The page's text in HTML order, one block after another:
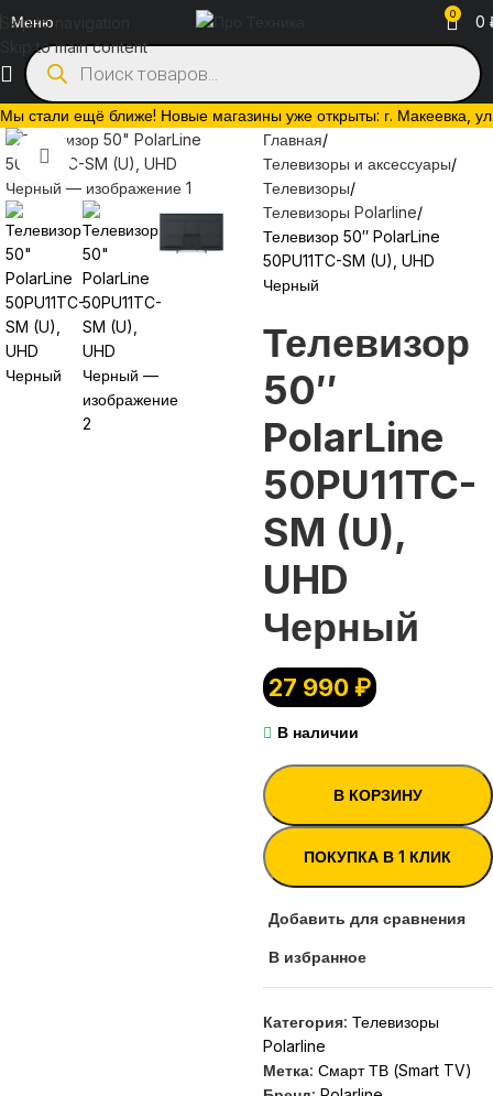
Skip to navigation
Skip to main content
Мы стали ещё ближе! Новые магазины уже открыты: г. Макеевка,
Меню 0 0
Нажмите, чтобы увеличить
Главная
Телевизоры и аксессуары
Телевизоры
Телевизоры Polarline
Телевизор 50″ PolarLine
50PU11TC-SM (U), UHD
Черный
Телевизор
50″
PolarLine
50PU11TC-
SM (U),
UHD
Черный
27 990₽
В наличии
В КОРЗИНУ
ПОКУПКА В 1 КЛИК
Добавить для сравнения
В избранное
Категория: Телевизоры
Polarline
Метка: Смарт ТВ (Smart TV)